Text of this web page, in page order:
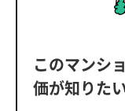
このマンシ
価が知りた